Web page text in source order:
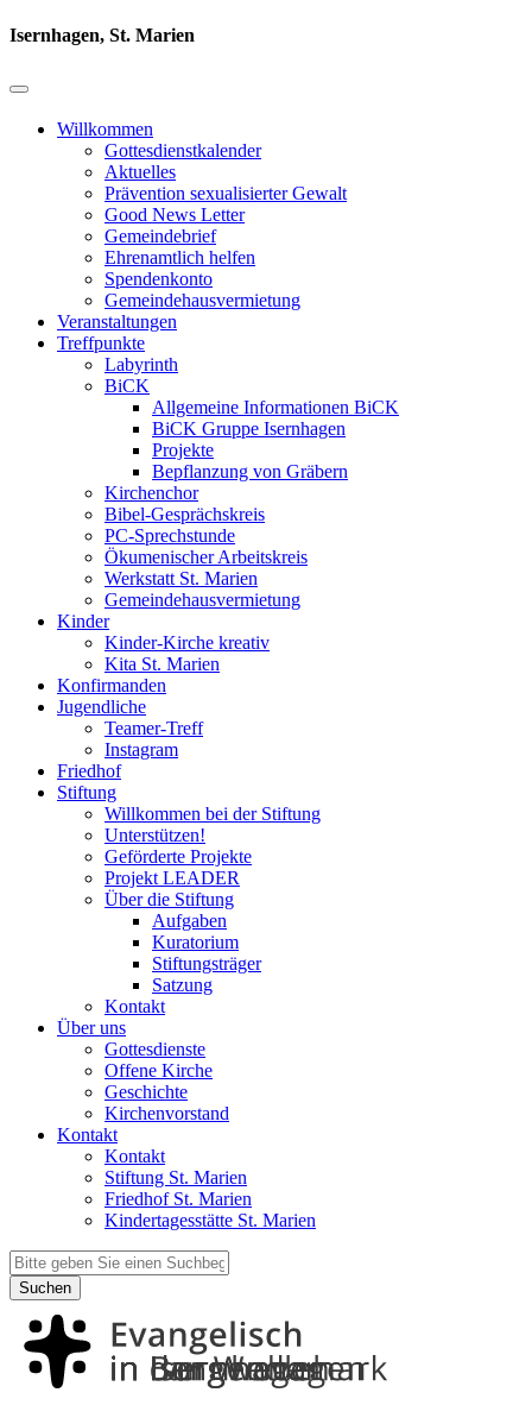
Isernhagen, St. Marien
Willkommen
Gottesdienstkalender
Aktuelles
Prävention sexualisierter Gewalt
Good News Letter
Gemeindebrief
Ehrenamtlich helfen
Spendenkonto
Gemeindehausvermietung
Veranstaltungen
Treffpunkte
Labyrinth
BiCK
Allgemeine Informationen BiCK
BiCK Gruppe Isernhagen
Projekte
Bepflanzung von Gräbern
Kirchenchor
Bibel-Gesprächskreis
PC-Sprechstunde
Ökumenischer Arbeitskreis
Werkstatt St. Marien
Gemeindehausvermietung
Kinder
Kinder-Kirche kreativ
Kita St. Marien
Konfirmanden
Jugendliche
Teamer-Treff
Instagram
Friedhof
Stiftung
Willkommen bei der Stiftung
Unterstützen!
Geförderte Projekte
Projekt LEADER
Über die Stiftung
Aufgaben
Kuratorium
Stiftungsträger
Satzung
Kontakt
Über uns
Gottesdienste
Offene Kirche
Geschichte
Kirchenvorstand
Kontakt
Kontakt
Stiftung St. Marien
Friedhof St. Marien
Kindertagesstätte St. Marien
Suchen